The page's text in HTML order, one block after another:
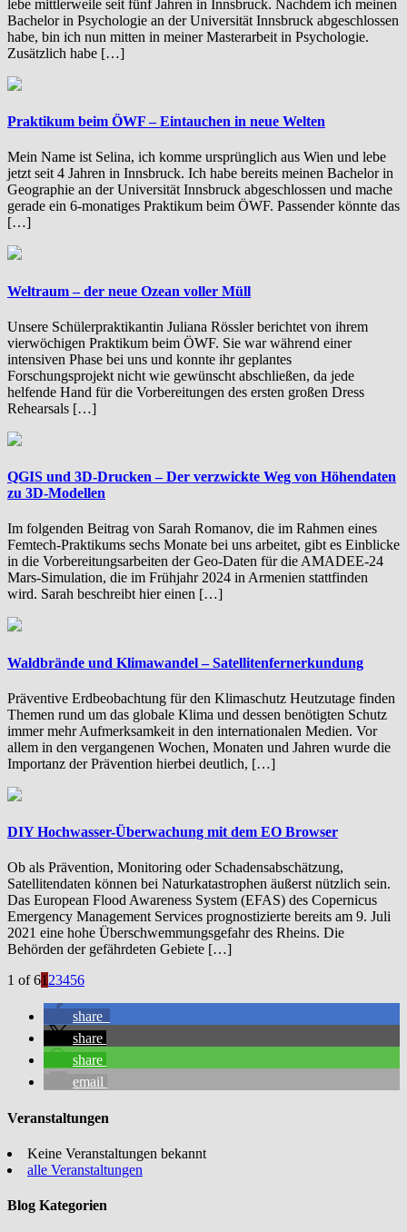
lebe mittlerweile seit fünf Jahren in Innsbruck. Nachdem ich meinen
Bachelor in Psychologie an der Universität Innsbruck abgeschlossen
habe, bin ich nun mitten in meiner Masterarbeit in Psychologie.
Zusätzlich habe […]
Praktikum beim ÖWF – Eintauchen in neue Welten
Mein Name ist Selina, ich komme ursprünglich aus Wien und lebe
jetzt seit 4 Jahren in Innsbruck. Ich habe bereits meinen Bachelor in
Geographie an der Universität Innsbruck abgeschlossen und mache
gerade ein 6-monatiges Praktikum beim ÖWF. Passender könnte das
[…]
Weltraum – der neue Ozean voller Müll
Unsere Schülerpraktikantin Juliana Rössler berichtet von ihrem
vierwöchigen Praktikum beim ÖWF. Sie war während einer
intensiven Phase bei uns und konnte ihr geplantes
Forschungsprojekt nicht wie gewünscht abschließen, da jede
helfende Hand für die Vorbereitungen des ersten großen Dress
Rehearsals […]
QGIS und 3D-Drucken – Der verzwickte Weg von Höhendaten
zu 3D-Modellen
Im folgenden Beitrag von Sarah Romanov, die im Rahmen eines
Femtech-Praktikums sechs Monate bei uns arbeitet, gibt es Einblicke
in die Vorbereitungsarbeiten der Geo-Daten für die AMADEE-24
Mars-Simulation, die im Frühjahr 2024 in Armenien stattfinden
wird. Sarah beschreibt hier einen […]
Waldbrände und Klimawandel – Satellitenfernerkundung
Präventive Erdbeobachtung für den Klimaschutz Heutzutage finden
Themen rund um das globale Klima und dessen benötigten Schutz
immer mehr Aufmerksamkeit in den internationalen Medien. Vor
allem in den vergangenen Wochen, Monaten und Jahren wurde die
Importanz der Prävention hierbei deutlich, […]
DIY Hochwasser-Überwachung mit dem EO Browser
Ob als Prävention, Monitoring oder Schadensabschätzung,
Satellitendaten können bei Naturkatastrophen äußerst nützlich sein.
Das European Flood Awareness System (EFAS) des Copernicus
Emergency Management Services prognostizierte bereits am 9. Juli
2021 eine hohe Überschwemmungsgefahr des Rheins. Die
Behörden der gefährdeten Gebiete […]
1 of 6123456
share
share
share
email
Veranstaltungen
Keine Veranstaltungen bekannt
alle Veranstaltungen
Blog Kategorien